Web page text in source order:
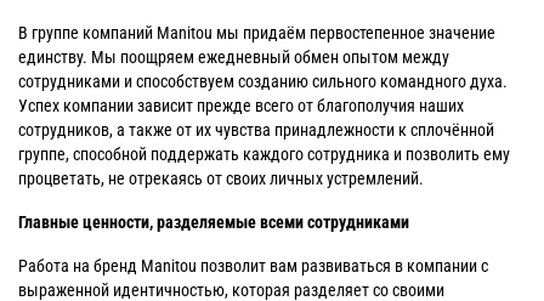
В группе компаний Manitou мы придаём первостепенное значение
единству. Мы поощряем ежедневный обмен опытом между
сотрудниками и способствуем созданию сильного командного духа.
Успех компании зависит прежде всего от благополучия наших
сотрудников, а также от их чувства принадлежности к сплочённой
группе, способной поддержать каждого сотрудника и позволить ему
процветать, не отрекаясь от своих личных устремлений.
Главные ценности, разделяемые всеми сотрудниками
Работа на бренд Manitou позволит вам развиваться в компании с
выраженной идентичностью, которая разделяет со своими